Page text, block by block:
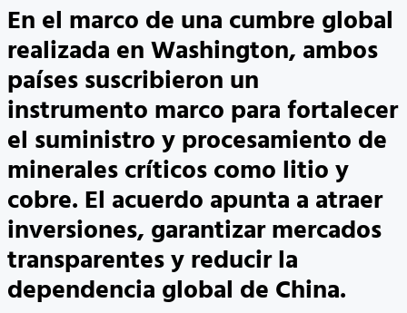
En el marco de una cumbre global
realizada en Washington, ambos
países suscribieron un
instrumento marco para fortalecer
el suministro y procesamiento de
minerales críticos como litio y
cobre. El acuerdo apunta a atraer
inversiones, garantizar mercados
transparentes y reducir la
dependencia global de China.